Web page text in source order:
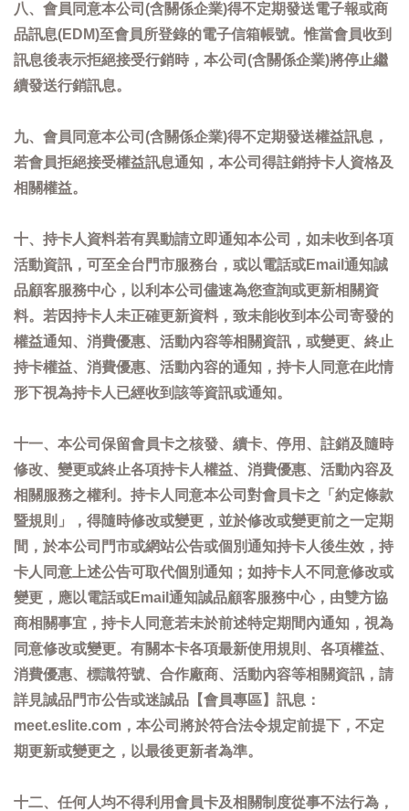
八、會員同意本公司(含關係企業)得不定期發送電子報或商
品訊息(EDM)至會員所登錄的電子信箱帳號。惟當會員收到
訊息後表示拒絕接受行銷時，本公司(含關係企業)將停止繼
續發送行銷訊息。
九、會員同意本公司(含關係企業)得不定期發送權益訊息，
若會員拒絕接受權益訊息通知，本公司得註銷持卡人資格及
相關權益。
十、持卡人資料若有異動請立即通知本公司，如未收到各項
活動資訊，可至全台門市服務台，或以電話或Email通知誠
品顧客服務中心，以利本公司儘速為您查詢或更新相關資
料。若因持卡人未正確更新資料，致未能收到本公司寄發的
權益通知、消費優惠、活動內容等相關資訊，或變更、終止
持卡權益、消費優惠、活動內容的通知，持卡人同意在此情
形下視為持卡人已經收到該等資訊或通知。
十一、本公司保留會員卡之核發、續卡、停用、註銷及隨時
修改、變更或終止各項持卡人權益、消費優惠、活動內容及
相關服務之權利。持卡人同意本公司對會員卡之「約定條款
暨規則」，得隨時修改或變更，並於修改或變更前之一定期
間，於本公司門市或網站公告或個別通知持卡人後生效，持
卡人同意上述公告可取代個別通知；如持卡人不同意修改或
變更，應以電話或Email通知誠品顧客服務中心，由雙方協
商相關事宜，持卡人同意若未於前述特定期間內通知，視為
同意修改或變更。有關本卡各項最新使用規則、各項權益、
消費優惠、標識符號、合作廠商、活動內容等相關資訊，請
詳見誠品門市公告或迷誠品【會員專區】訊息：
meet.eslite.com，本公司將於符合法令規定前提下，不定
期更新或變更之，以最後更新者為準。
十二、任何人均不得利用會員卡及相關制度從事不法行為，